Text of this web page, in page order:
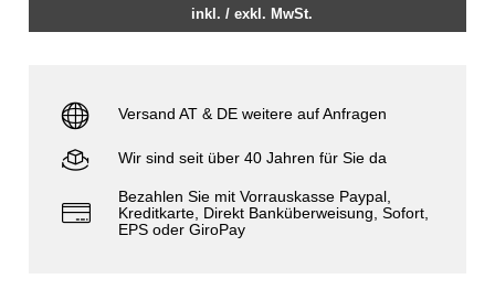
inkl. / exkl. MwSt.
Versand AT & DE weitere auf Anfragen
Wir sind seit über 40 Jahren für Sie da
Bezahlen Sie mit Vorrauskasse Paypal,
Kreditkarte, Direkt Banküberweisung, Sofort,
EPS oder GiroPay